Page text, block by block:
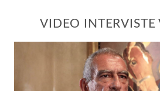
VIDEO INTERVISTE